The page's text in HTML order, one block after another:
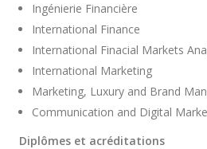
Ingénierie Financière
International Finance
International Finacial Markets
International Marketing
Marketing, Luxury and Brand
Communication and Digital
Diplômes et acréditations